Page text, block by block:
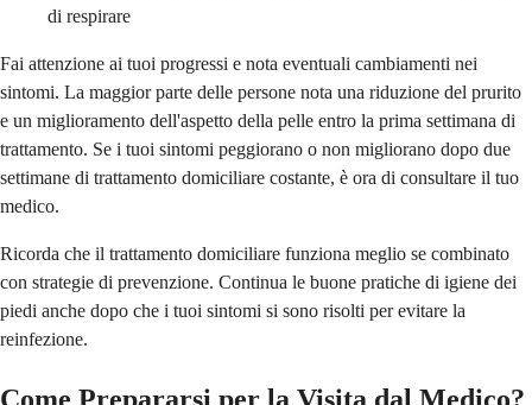
di respirare
Fai attenzione ai tuoi progressi e nota eventuali cambiamenti nei
sintomi. La maggior parte delle persone nota una riduzione del prurito
e un miglioramento dell'aspetto della pelle entro la prima settimana di
trattamento. Se i tuoi sintomi peggiorano o non migliorano dopo due
settimane di trattamento domiciliare costante, è ora di consultare il tuo
medico.
Ricorda che il trattamento domiciliare funziona meglio se combinato
con strategie di prevenzione. Continua le buone pratiche di igiene dei
piedi anche dopo che i tuoi sintomi si sono risolti per evitare la
reinfezione.